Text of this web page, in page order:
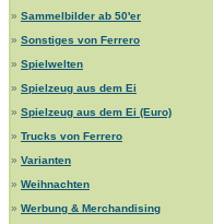
» Sammelbilder ab 50'er
» Sonstiges von Ferrero
» Spielwelten
» Spielzeug aus dem Ei
» Spielzeug aus dem Ei (Euro)
» Trucks von Ferrero
» Varianten
» Weihnachten
» Werbung & Merchandising